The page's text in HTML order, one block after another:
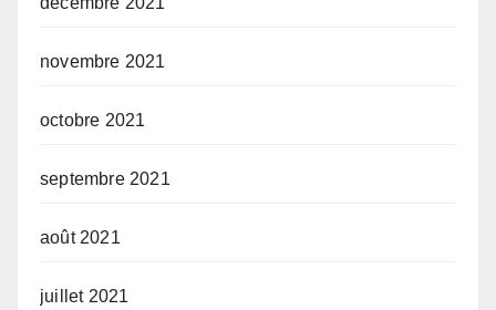
novembre 2021
octobre 2021
septembre 2021
août 2021
juillet 2021